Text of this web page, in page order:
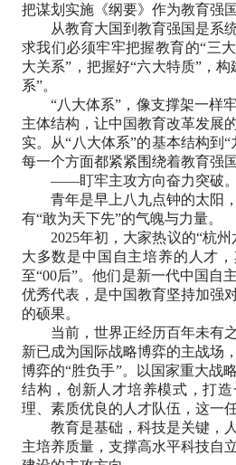
把谋划实施《纲要》作为教育强
从教育大国到教育强国是系
求我们必须牢牢把握教育的“三
大关系”，把握好“六大特质”，
系”。
“八大体系”，像支撑架一样
主体结构，让中国教育改革发展
实。从“八大体系”的基本结构到“
每一个方面都紧紧围绕着教育强
——盯牢主攻方向奋力突破。
青年是早上八九点钟的太阳
有“敢为天下先”的气魄与力量。
2025年初，大家热议的“杭
大多数是中国自主培养的人才
至“00后”。他们是新一代中国自
优秀代表，是中国教育坚持加强
的硕果。
当前，世界正经历百年未有
新已成为国际战略博弈的主战场
博弈的“胜负手”。以国家重大战
结构，创新人才培养模式，打
理、素质优良的人才队伍，这一
教育是基础，科技是关键，
主培养质量，支撑高水平科技自